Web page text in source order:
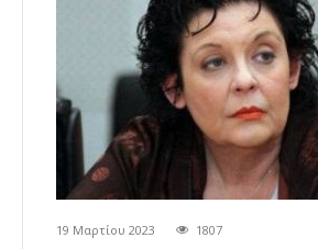
19 Μαρτίου 2023 1807